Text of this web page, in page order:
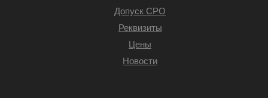
Допуск СРО
Реквизиты
Цены
Новости